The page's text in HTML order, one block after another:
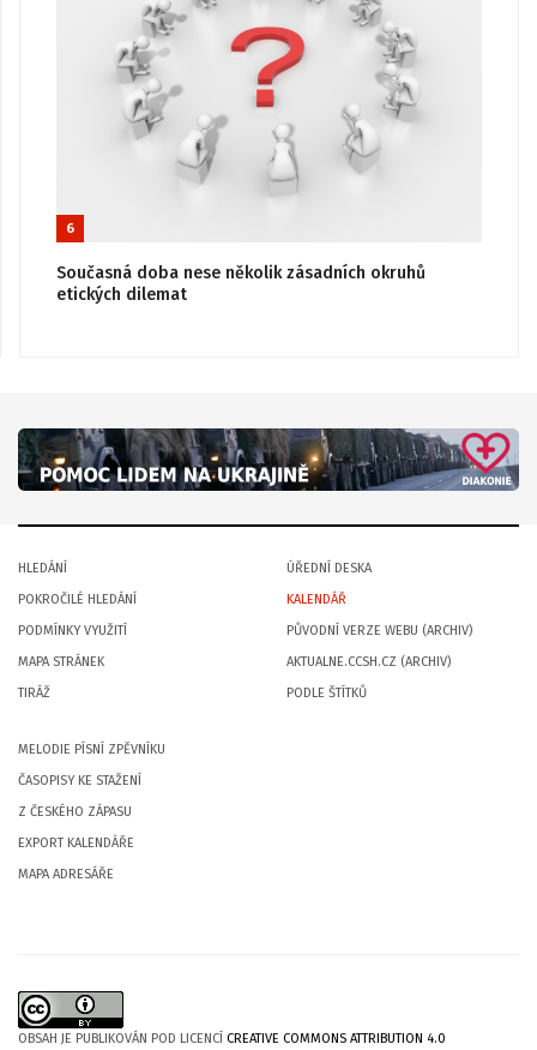
6
Současná doba nese několik zásadních okruhů
etických dilemat
HLEDÁNÍ
POKROČILÉ HLEDÁNÍ
PODMÍNKY VYUŽITÍ
MAPA STRÁNEK
TIRÁŽ
ÚŘEDNÍ DESKA
KALENDÁŘ
PŮVODNÍ VERZE WEBU (ARCHIV)
AKTUALNE.CCSH.CZ (ARCHIV)
PODLE ŠTÍTKŮ
MELODIE PÍSNÍ ZPĚVNÍKU
ČASOPISY KE STAŽENÍ
Z ČESKÉHO ZÁPASU
EXPORT KALENDÁŘE
MAPA ADRESÁŘE
OBSAH JE PUBLIKOVÁN POD LICENCÍ CREATIVE COMMONS ATTRIBUTION 4.0